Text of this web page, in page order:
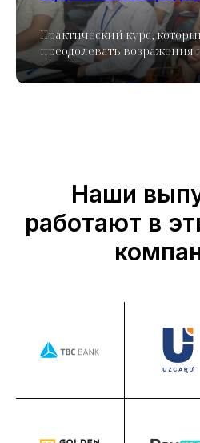
Практический курс,
преодолевать возражения
Наши
работают в